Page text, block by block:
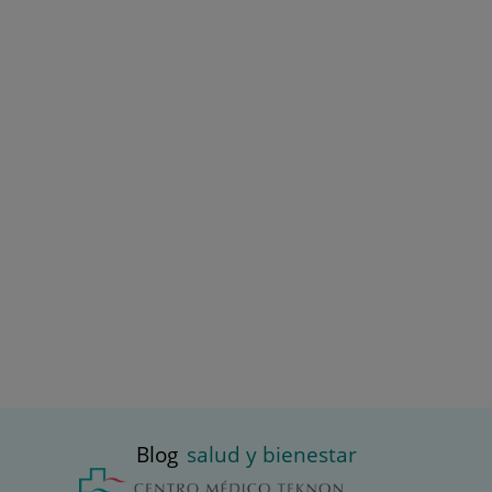
Blog salud y bienestar